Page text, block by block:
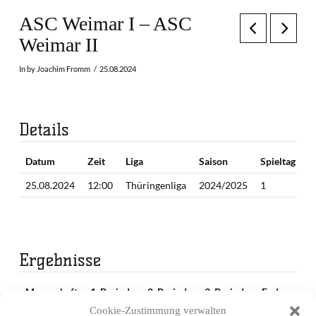
Cookie-Zustimmung verwalten
ASC Weimar I – ASC
Weimar II
In by Joachim Fromm 25.08.2024
Details
Datum Zeit Liga Saison
Spieltag
25.08.2024
12:00 Thüringenliga 2024/2025 1
Ergebnisse
Mannschaft 1. Periode 2. Periode 3. Periode
Endergebnis